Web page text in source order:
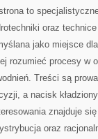
to
oraz
jako miejsce
rozumieć procesy w
Treści są
a nacisk
znajduje
oraz